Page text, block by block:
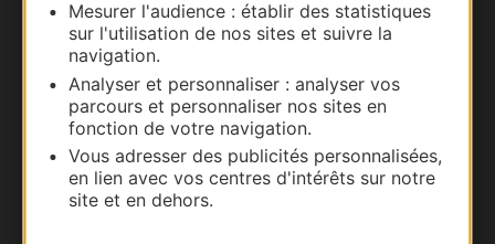
Mesurer l'audience : établir des statistiques
sur l'utilisation de nos sites et suivre la
navigation.
Analyser et personnaliser : analyser vos
parcours et personnaliser nos sites en
fonction de votre navigation.
Vous adresser des publicités personnalisées,
en lien avec vos centres d'intérêts sur notre
site et en dehors.
Documentation